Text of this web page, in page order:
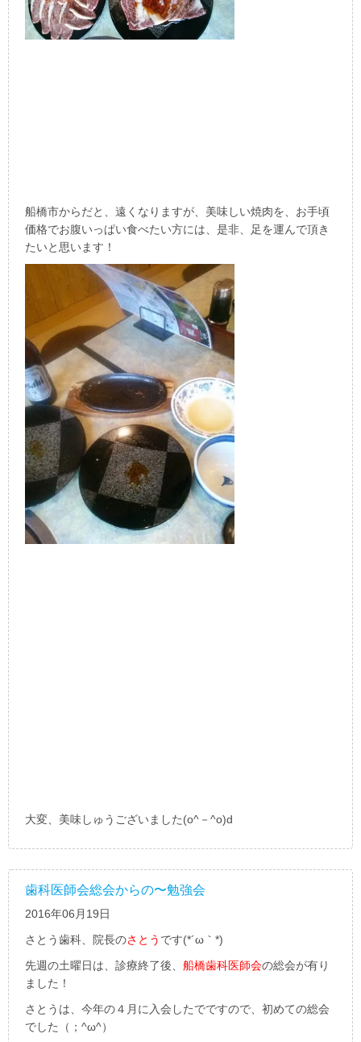
船橋市からだと、遠くなりますが、美味しい焼肉を、お手頃
価格でお腹いっぱい食べたい方には、是非、足を運んで頂き
たいと思います！
大変、美味しゅうございました(o^－^o)d
歯科医師会総会からの〜勉強会
2016年06月19日
さとう歯科、院長のさとう です(*´ω｀*)
先週の土曜日は、診療終了後、 船橋歯科医師会の総会が有り
ました！
さとうは、今年の４月に入会したでですので、初めての総会
でした（；^ω^）